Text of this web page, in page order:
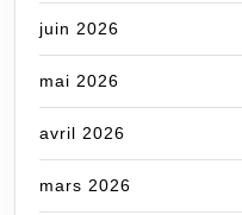
juin 2026
mai 2026
avril 2026
mars 2026